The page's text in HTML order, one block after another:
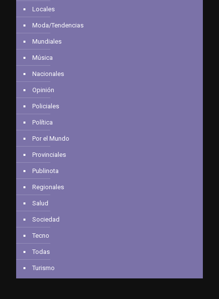
Locales
Moda/Tendencias
Mundiales
Música
Nacionales
Opinión
Policiales
Política
Por el Mundo
Provinciales
Publinota
Regionales
Salud
Sociedad
Tecno
Todas
Turismo